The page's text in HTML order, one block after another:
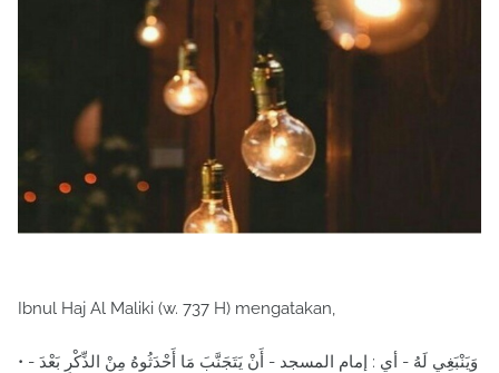
Ibnul Haj Al Maliki (w. 737 H) mengatakan,
• - وَيَنْبَغِي لَهُ - أي : إمام المسجد - أَنْ يَتَجَنَّبَ مَا أَحْدَثُوهُ مِنْ الذِّكْرِ بَعْدَ